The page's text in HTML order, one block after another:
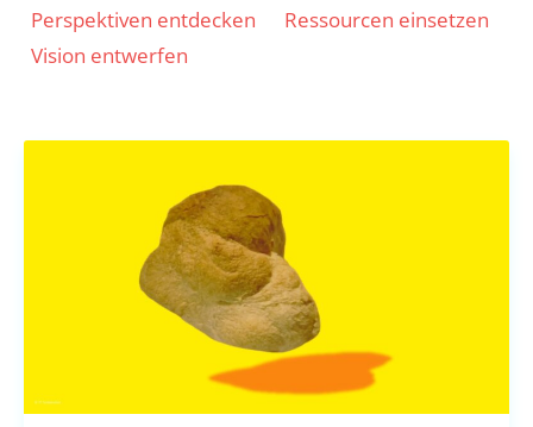
Perspektiven entdecken
Ressourcen einsetzen
Vision entwerfen